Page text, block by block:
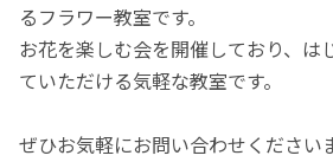
るフラワー教室です。
お花を楽しむ会を開催しており、は
ていただける気軽な教室です。
ぜひお気軽にお問い合わせください